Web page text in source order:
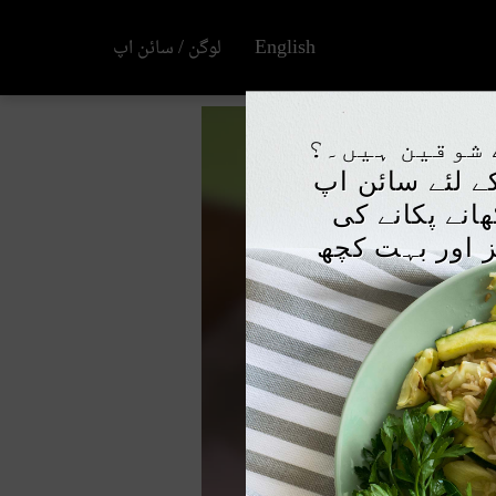
×
شوقین ہیں۔؟
لئے سائن اپ
پکانے کی
اور بہت کچھ
English لوگن / سائن اپ
Play
Video